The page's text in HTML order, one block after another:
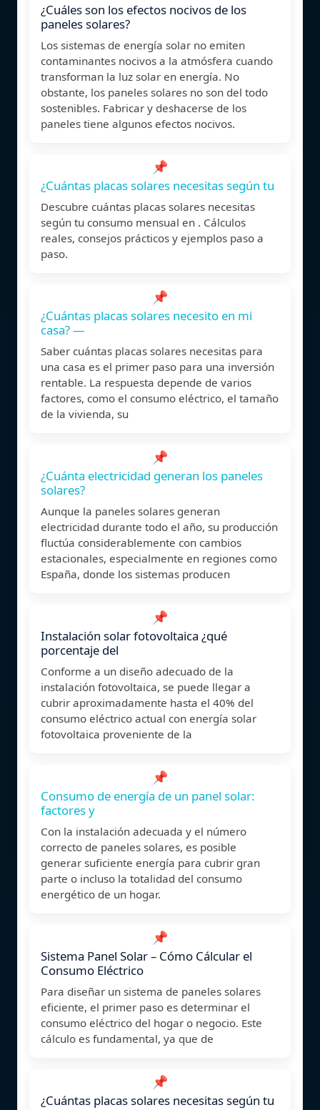
¿Cuáles son los efectos nocivos de los
paneles solares?
Los sistemas de energía solar no emiten
contaminantes nocivos a la atmósfera cuando
transforman la luz solar en energía. No
obstante, los paneles solares no son del todo
sostenibles. Fabricar y deshacerse de los
paneles tiene algunos efectos nocivos.
📌
¿Cuántas placas solares necesitas según tu
Descubre cuántas placas solares necesitas
según tu consumo mensual en . Cálculos
reales, consejos prácticos y ejemplos paso a
paso.
📌
¿Cuántas placas solares necesito en mi
casa? —
Saber cuántas placas solares necesitas para
una casa es el primer paso para una inversión
rentable. La respuesta depende de varios
factores, como el consumo eléctrico, el tamaño
de la vivienda, su
📌
¿Cuánta electricidad generan los paneles
solares?
Aunque la paneles solares generan
electricidad durante todo el año, su producción
fluctúa considerablemente con cambios
estacionales, especialmente en regiones como
España, donde los sistemas producen
📌
Instalación solar fotovoltaica ¿qué
porcentaje del
Conforme a un diseño adecuado de la
instalación fotovoltaica, se puede llegar a
cubrir aproximadamente hasta el 40% del
consumo eléctrico actual con energía solar
fotovoltaica proveniente de la
📌
Consumo de energía de un panel solar:
factores y
Con la instalación adecuada y el número
correcto de paneles solares, es posible
generar suficiente energía para cubrir gran
parte o incluso la totalidad del consumo
energético de un hogar.
📌
Sistema Panel Solar – Cómo Cálcular el
Consumo Eléctrico
Para diseñar un sistema de paneles solares
eficiente, el primer paso es determinar el
consumo eléctrico del hogar o negocio. Este
cálculo es fundamental, ya que de
📌
¿Cuántas placas solares necesitas según tu